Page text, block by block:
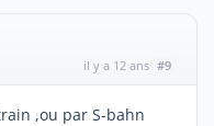
il y a 12 ans #9
,ou par S-bahn